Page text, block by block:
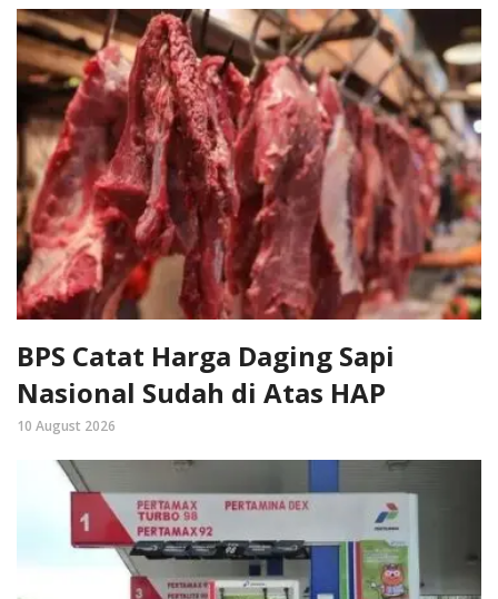
BPS Catat Harga Daging Sapi
Nasional Sudah di Atas HAP
10 August 2026